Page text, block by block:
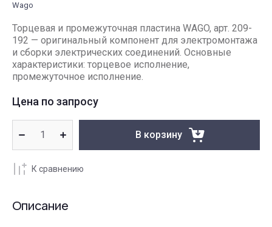
Wago
Торцевая и промежуточная пластина WAGO, арт. 209-
192 — оригинальный компонент для электромонтажа
и сборки электрических соединений. Основные
характеристики: торцевое исполнение,
промежуточное исполнение.
Цена по запросу
В корзину
К сравнению
Описание